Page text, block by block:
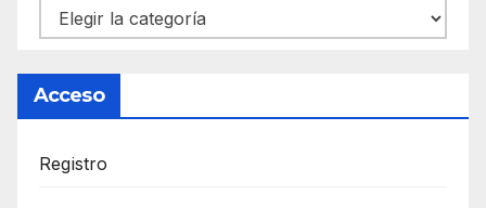
Categorías
Acceso
Registro